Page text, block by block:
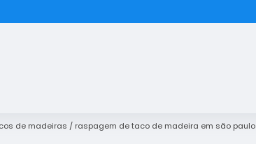
de madeiras raspagem de taco de madeira em são paulo